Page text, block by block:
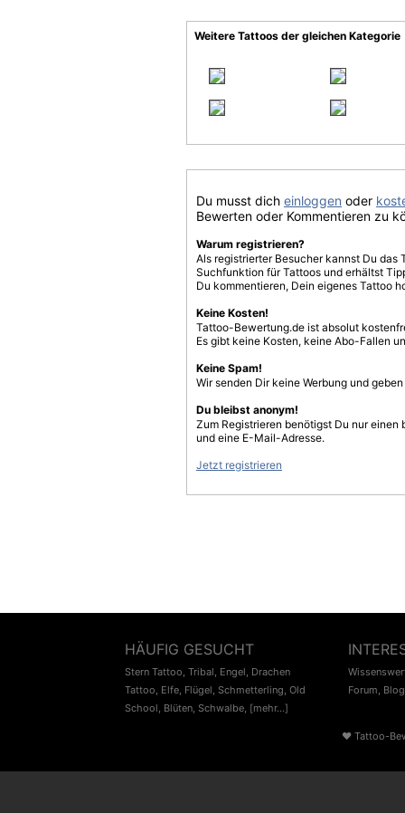
Weitere Tattoos der gleichen Kategorie
Du musst dich einloggen oder
Bewerten oder Kommentieren zu
Warum registrieren?
Als registrierter Besucher kannst Du
Suchfunktion für Tattoos und erhältst
Du kommentieren, Dein eigenes Tattoo
Keine Kosten!
Tattoo-Bewertung.de ist absolut
Es gibt keine Kosten, keine Abo-Fallen
Keine Spam!
Wir senden Dir keine Werbung und
Du bleibst anonym!
Zum Registrieren benötigst Du nur einen
und eine E-Mail-Adresse.
Jetzt registrieren
HÄUFIG GESUCHT
Stern Tattoo, Tribal, Engel, Drachen
Tattoo, Elfe, Flügel, Schmetterling, Old
School, Blüten, Schwalbe, [mehr...]
Forum, Blog
♥ Tattoo-